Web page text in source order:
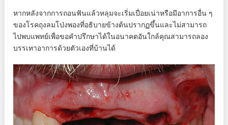
หากหลังจากการถอนฟันแล้วหลุมจะเริ่มเปื่อยเน่าหรือมีอาการอื่น ๆ
ของโรคถุงลมโป่งพองที่อธิบายข้างต้นปรากฏขึ้นและไม่สามารถ
ไปพบแพทย์เพื่อขอคำปรึกษาได้ในอนาคตอันใกล้คุณสามารถลอง
บรรเทาอาการด้วยตัวเองที่บ้านได้